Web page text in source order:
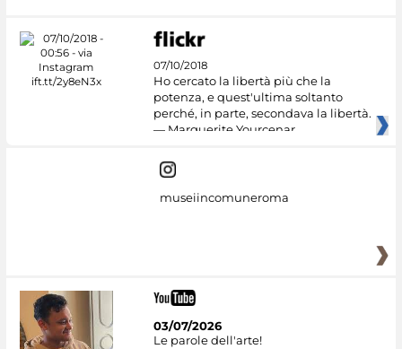
07/10/2018
Ho cercato la libertà più che la
potenza, e quest'ultima soltanto
perché, in parte, secondava la libertà.
— Marguerite Yourcenar
museiincomuneroma
03/07/2026
Le parole dell'arte!